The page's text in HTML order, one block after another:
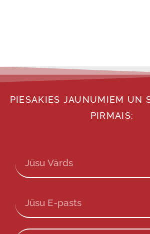
PIESAKIES JAUNUMIEM UN
PIRMAIS: